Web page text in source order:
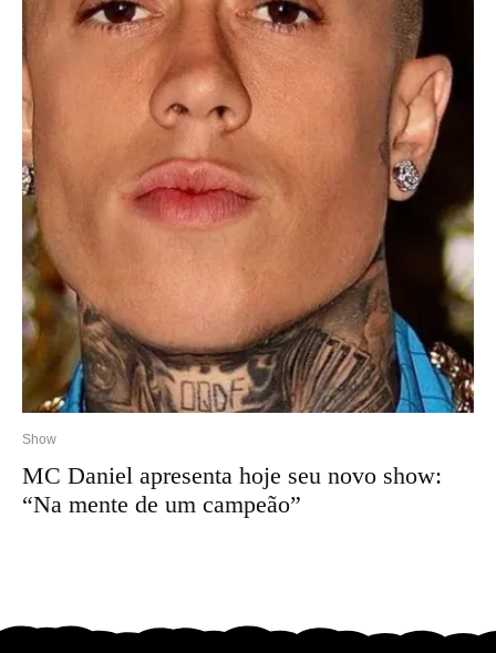
Show
MC Daniel apresenta hoje seu novo show:
“Na mente de um campeão”